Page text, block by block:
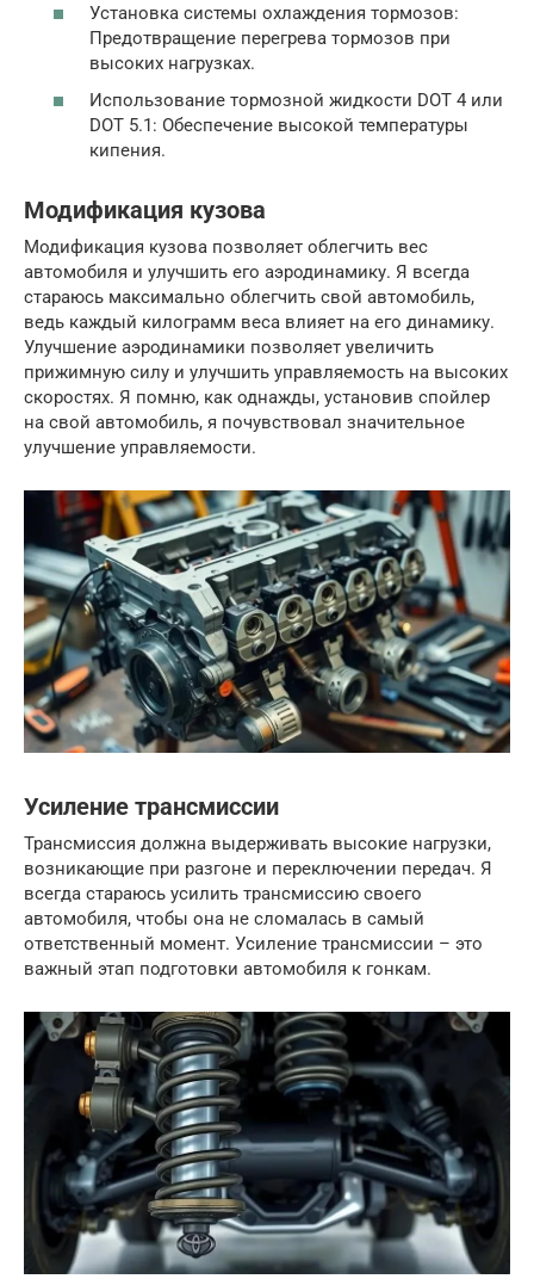
Установка системы охлаждения тормозов:
Предотвращение перегрева тормозов при
высоких нагрузках.
Использование тормозной жидкости DOT 4 или
DOT 5.1: Обеспечение высокой температуры
кипения.
Модификация кузова
Модификация кузова позволяет облегчить вес
автомобиля и улучшить его аэродинамику. Я всегда
стараюсь максимально облегчить свой автомобиль,
ведь каждый килограмм веса влияет на его динамику.
Улучшение аэродинамики позволяет увеличить
прижимную силу и улучшить управляемость на высоких
скоростях. Я помню, как однажды, установив спойлер
на свой автомобиль, я почувствовал значительное
улучшение управляемости.
Усиление трансмиссии
Трансмиссия должна выдерживать высокие нагрузки,
возникающие при разгоне и переключении передач. Я
всегда стараюсь усилить трансмиссию своего
автомобиля, чтобы она не сломалась в самый
ответственный момент. Усиление трансмиссии – это
важный этап подготовки автомобиля к гонкам.